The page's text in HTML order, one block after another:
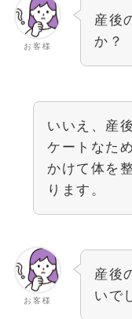
お客様
産後
か？
いいえ、産
ケートなた
かけて体を
ります。
お客様
産後
いで